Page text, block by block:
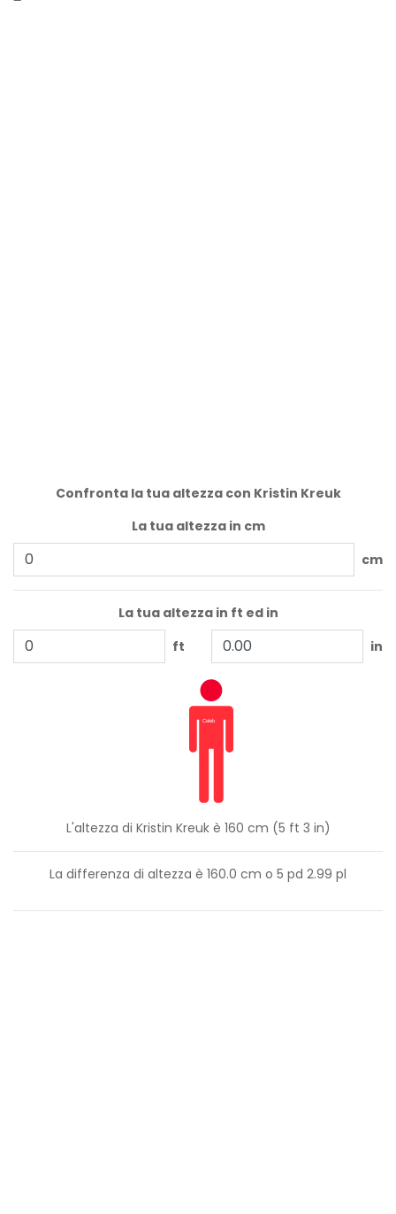
Confronta la tua altezza con Kristin Kreuk
La tua altezza in cm
cm
La tua altezza in ft ed in
ft
in
L'altezza di Kristin Kreuk è 160 cm (5 ft 3 in)
La differenza di altezza è 160.0 cm o 5 pd 2.99 pl